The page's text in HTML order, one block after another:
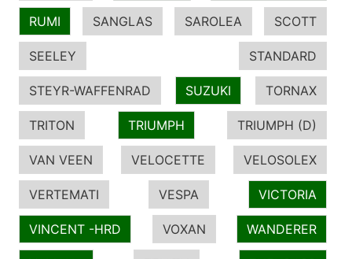
RUMI SANGLAS SAROLEA SCOTT
SEELEY STANDARD
STEYR-WAFFENRAD SUZUKI TORNAX
TRITON TRIUMPH TRIUMPH (D)
VAN VEEN VELOCETTE VELOSOLEX
VERTEMATI VESPA VICTORIA
VINCENT -HRD VOXAN WANDERER